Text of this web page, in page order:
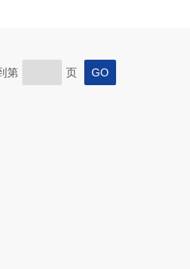
第 页